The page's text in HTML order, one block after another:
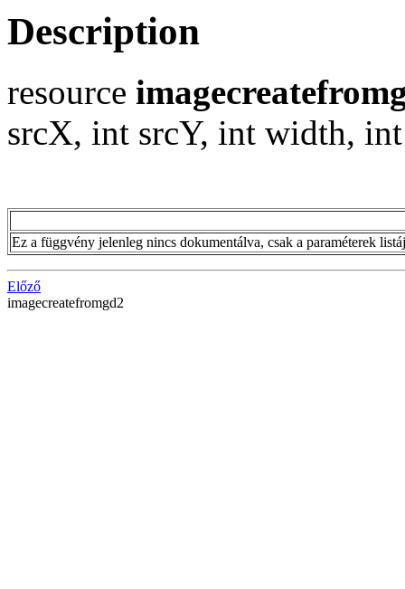
Description
resource
srcX, int srcY, int width,
Ez a függvény jelenleg nincs dokumentálva, csak a paraméterek
Előző
imagecreatefromgd2